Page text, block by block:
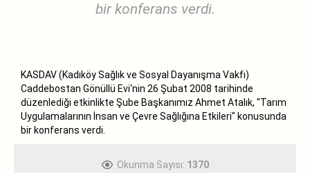
bir konferans verdi.
KASDAV (Kadıköy Sağlık ve Sosyal Dayanışma Vakfı)
Caddebostan Gönüllü Evi‘nin 26 Şubat 2008 tarihinde
düzenlediği etkinlikte Şube Başkanımız Ahmet Atalık, "Tarım
Uygulamalarının İnsan ve Çevre Sağlığına Etkileri" konusunda
bir konferans verdi.
Okunma Sayısı: 1370